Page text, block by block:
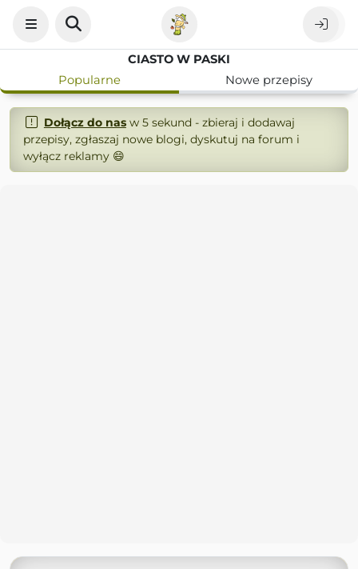
CIASTO W PASKI
Popularne
Nowe przepisy
Dołącz do nasw 5 sekund - zbieraj i dodawaj
przepisy, zgłaszaj nowe blogi, dyskutuj na forum i
wyłącz reklamy 😄